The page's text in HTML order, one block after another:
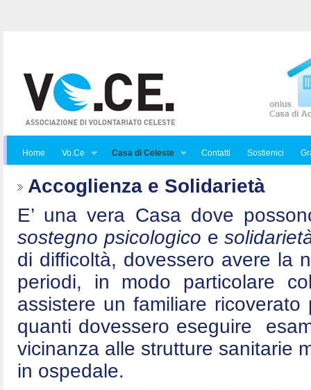
Home Vo.Ce Casa di Celeste Contatti Sostienici
Accoglienza e Solidarietà
E’ una vera Casa dove
sostegno psicologico e
di difficoltà, dovessero avere la
periodi, in modo particolare
assistere un familiare
quanti dovessero eseguire
vicinanza alle strutture sanitarie
in ospedale.